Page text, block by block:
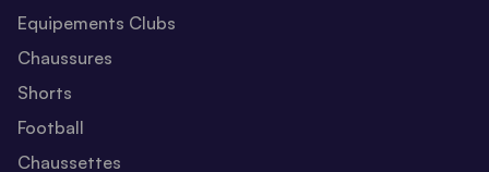
Equipements Clubs
Chaussures
Shorts
Football
Chaussettes